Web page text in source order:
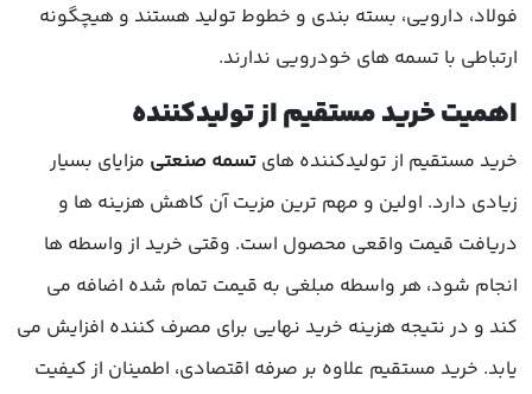
فولاد، دارویی، بسته بندی و خطوط تولید هستند و هیچگونه
ارتباطی با تسمه های خودرویی ندارند.
اهمیت خرید مستقیم از تولیدکننده
خرید مستقیم از تولیدکننده های تسمه صنعتی مزایای بسیار
زیادی دارد. اولین و مهم ترین مزیت آن کاهش هزینه ها و
دریافت قیمت واقعی محصول است. وقتی خرید از واسطه ها
انجام شود، هر واسطه مبلغی به قیمت تمام شده اضافه می
کند و در نتیجه هزینه خرید نهایی برای مصرف کننده افزایش می
یابد. خرید مستقیم علاوه بر صرفه اقتصادی، اطمینان از کیفیت